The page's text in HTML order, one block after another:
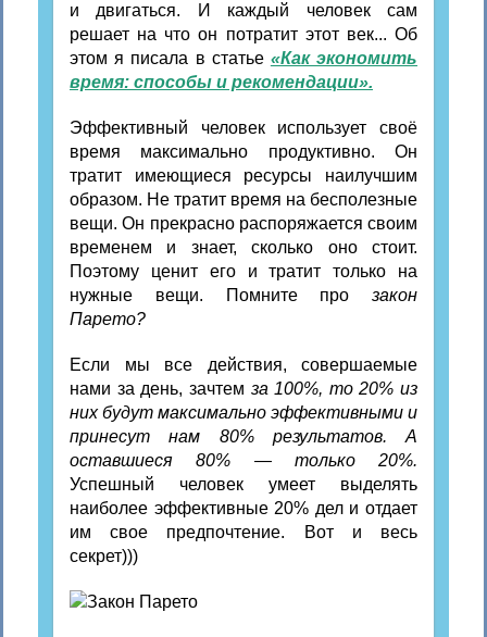
и двигаться. И каждый человек сам
решает на что он потратит этот век... Об
этом я писала в статье «Как экономить
время: способы и рекомендации».
Эффективный человек использует своё
время максимально продуктивно. Он
тратит имеющиеся ресурсы наилучшим
образом. Не тратит время на бесполезные
вещи. Он прекрасно распоряжается своим
временем и знает, сколько оно стоит.
Поэтому ценит его и тратит только на
нужные вещи. Помните про закон
Парето?
Если мы все действия, совершаемые
нами за день, зачтем за 100%, то 20% из
них будут максимально эффективными и
принесут нам 80% результатов. А
оставшиеся 80% — только 20%.
Успешный человек умеет выделять
наиболее эффективные 20% дел и отдает
им свое предпочтение. Вот и весь
секрет)))